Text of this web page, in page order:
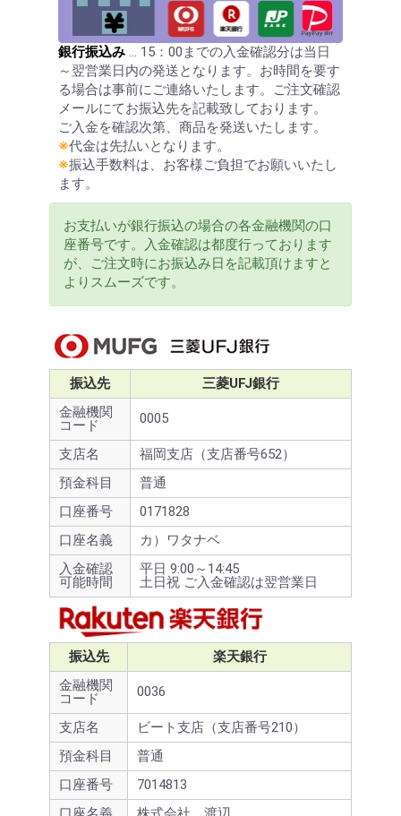
銀行振込み … 15：00までの入金確認分は当日
～翌営業日内の発送となります。お時間を要す
る場合は事前にご連絡いたします。ご注文確認
メールにてお振込先を記載致しております。
ご入金を確認次第、商品を発送いたします。
※代金は先払いとなります。
※振込手数料は、お客様ご負担でお願いいたし
ます。
お支払いが銀行振込の場合の各金融機関の口
座番号です。入金確認は都度行っております
が、ご注文時にお振込み日を記載頂けますと
よりスムーズです。
振込先
三菱UFJ銀行
金融機関
コード
0005
支店名
福岡支店（支店番号652）
預金科目
普通
口座番号
0171828
口座名義
カ）ワタナベ
入金確認
可能時間
平日 9:00～14:45
土日祝 ご入金確認は翌営業日
振込先
楽天銀行
金融機関
コード
0036
支店名
ビート支店（支店番号210）
預金科目
普通
口座番号
7014813